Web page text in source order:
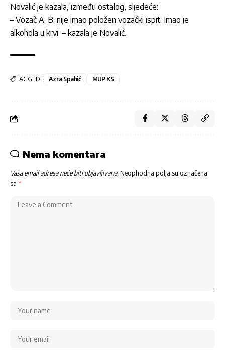
Novalić je kazala, između ostalog, sljedeće:
– Vozač A. B. nije imao položen vozački ispit. Imao je
alkohola u krvi – kazala je Novalić.
TAGGED: Azra Spahić MUP KS
Nema komentara
Vaša email adresa neće biti objavljivana. Neophodna polja su označena
sa *